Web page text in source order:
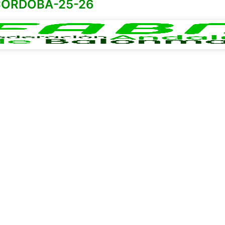
25-26